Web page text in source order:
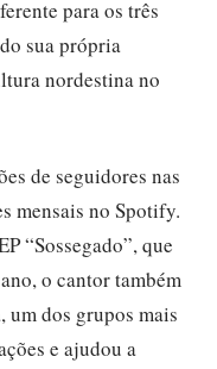
para os três
sua própria
nordestina no
de seguidores nas
mensais no Spotify.
“Sossegado”, que
o cantor também
um dos grupos mais
e ajudou a